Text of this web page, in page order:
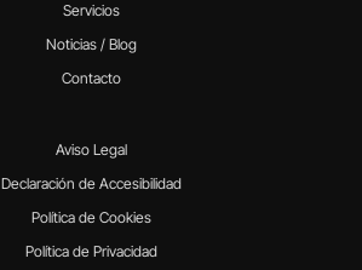
Servicios
Noticias / Blog
Contacto
Aviso Legal
Declaración de Accesibilidad
Política de Cookies
Política de Privacidad